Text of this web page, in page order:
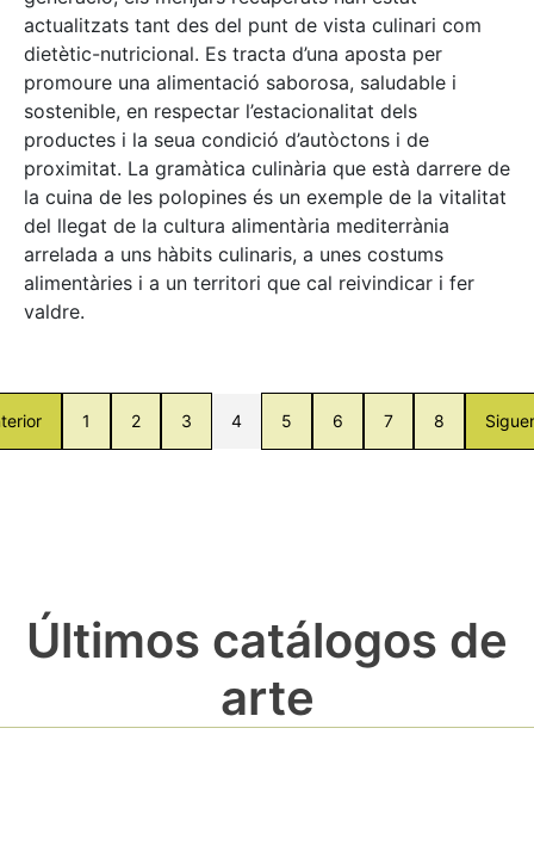
actualitzats tant des del punt de vista culinari com
dietètic-nutricional. Es tracta d’una aposta per
promoure una alimentació saborosa, saludable i
sostenible, en respectar l’estacionalitat dels
productes i la seua condició d’autòctons i de
proximitat. La gramàtica culinària que està darrere de
la cuina de les polopines és un exemple de la vitalitat
del llegat de la cultura alimentària mediterrània
arrelada a uns hàbits culinaris, a unes costums
alimentàries i a un territori que cal reivindicar i fer
valdre.
1 2 3 4 5 6 7 8
Últimos catálogos de
arte